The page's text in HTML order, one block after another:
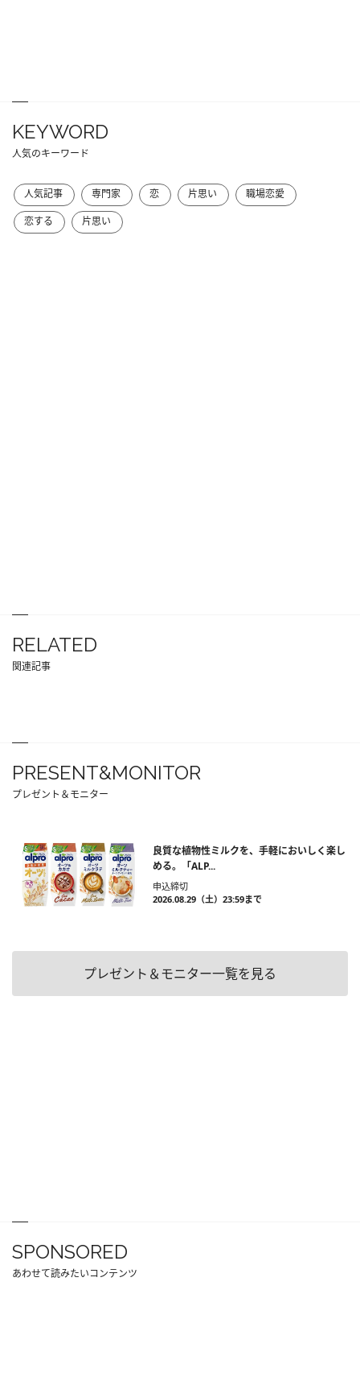
KEYWORD
人気のキーワード
人気記事 専門家 恋 片思い
職場恋愛
恋する
片思い
RELATED
関連記事
PRESENT&MONITOR
プレゼント＆モニター
良質な植物性ミルクを、手軽においしく楽し
める。「ALP...
申込締切
2026.08.29（土）23:59まで
プレゼント＆モニター一覧を見る
SPONSORED
あわせて読みたいコンテンツ